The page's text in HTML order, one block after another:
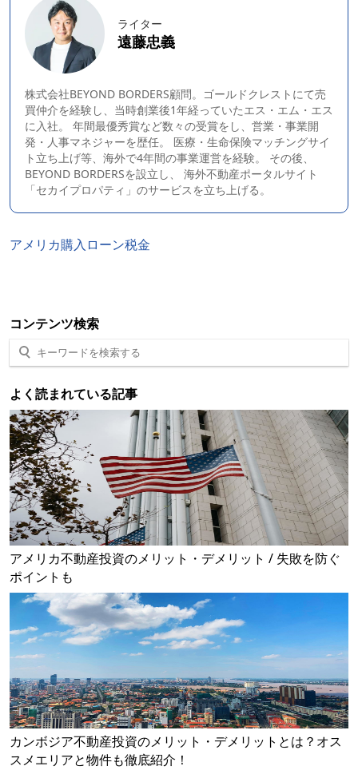
ライター
遠藤忠義
株式会社BEYOND BORDERS顧問。ゴールドクレストにて売
買仲介を経験し、当時創業後1年経っていたエス・エム・エス
に入社。 年間最優秀賞など数々の受賞をし、営業・事業開
発・人事マネジャーを歴任。 医療・生命保険マッチングサイ
ト立ち上げ等、海外で4年間の事業運営を経験。 その後、
BEYOND BORDERSを設立し、 海外不動産ポータルサイト
「セカイプロパティ」のサービスを立ち上げる。
アメリカ購入ローン税金
コンテンツ検索
よく読まれている記事
アメリカ不動産投資のメリット・デメリット / 失敗を防ぐ
ポイントも
カンボジア不動産投資のメリット・デメリットとは？オス
スメエリアと物件も徹底紹介！